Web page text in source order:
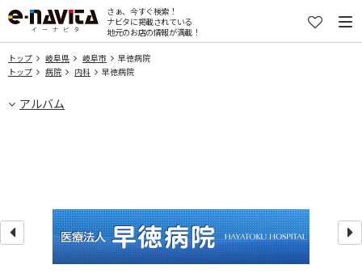
さぁ、今すぐ検索！
ナビタに掲載されている
地元のお店の情報が満載！
トップ 岐阜県 岐阜市
早徳病院
トップ
病院 内科 早徳病院
アルバム